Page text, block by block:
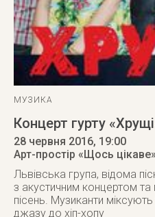
МУЗИКА
Концерт гурту
28 червня 2016, 19:00
Арт-простір «Щось цікаве»
Львівська група, відома
з акустичним концертом та
пісень. Музиканти міксують
джазу до хіп-хопу